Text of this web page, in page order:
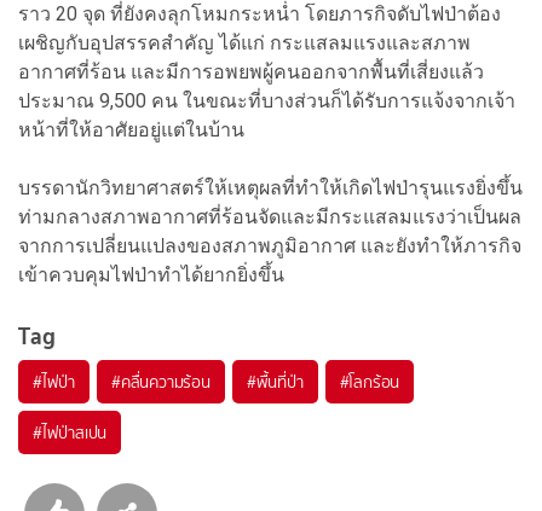
ราว 20 จุด ที่ยังคงลุกโหมกระหน่ำ โดยภารกิจดับไฟป่าต้อง
เผชิญกับอุปสรรคสำคัญ ได้แก่ กระแสลมแรงและสภาพ
อากาศที่ร้อน และมีการอพยพผู้คนออกจากพื้นที่เสี่ยงแล้ว
ประมาณ 9,500 คน ในขณะที่บางส่วนก็ได้รับการแจ้งจากเจ้า
หน้าที่ให้อาศัยอยู่แต่ในบ้าน
บรรดานักวิทยาศาสตร์ให้เหตุผลที่ทำให้เกิดไฟป่ารุนแรงยิ่งขึ้น
ท่ามกลางสภาพอากาศที่ร้อนจัดและมีกระแสลมแรงว่าเป็นผล
จากการเปลี่ยนแปลงของสภาพภูมิอากาศ และยังทำให้ภารกิจ
เข้าควบคุมไฟป่าทำได้ยากยิ่งขึ้น
Tag
#ไฟป่า #คลื่นความร้อน #พื้นที่ป่า #โลกร้อน
#ไฟป่าสเปน